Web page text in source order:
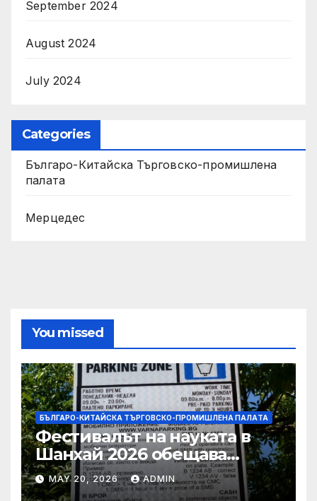
September 2024
August 2024
July 2024
Categories
Българо-Китайска Търговско-промишлена
палaта
Мерцедес
You missed
БЪЛГАРО-КИТАЙСКА ТЪРГОВСКО-ПРОМИШЛЕНА ПАЛAТА
Фестивалът на науката в
Шанхай 2026 обещава
вълнуващи научно-
технологични иновации
MAY 20, 2026 ADMIN